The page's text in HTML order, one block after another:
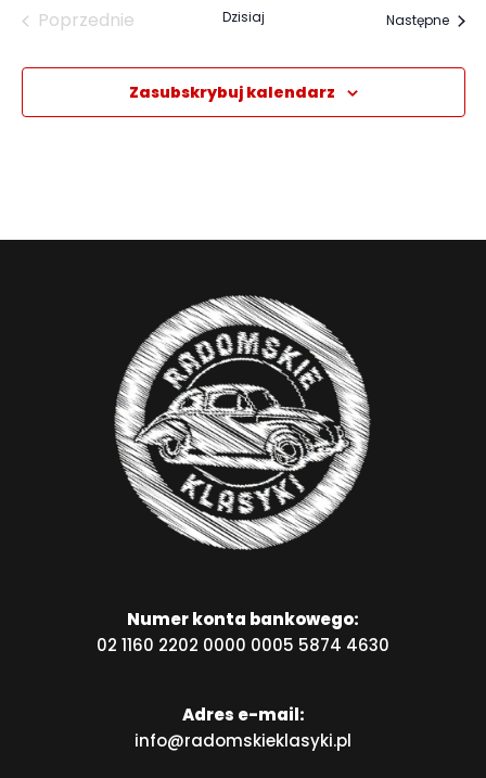
Poprzednie
Dzisiaj Następne
Zasubskrybuj kalendarz
Numer konta bankowego:
02 1160 2202 0000 0005 5874 4630
Adres e-mail:
info@radomskieklasyki.pl